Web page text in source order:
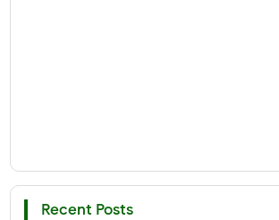
Recent Posts